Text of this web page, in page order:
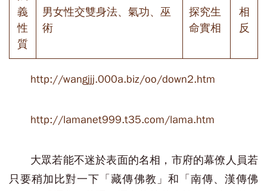
義
性
質
男女性交雙身法、氣功、巫
術
探究生
命實相
相
反
http://wangjjj.000a.biz/oo/down2.htm
http://lamanet999.t35.com/lama.htm
大眾若能不迷於表面的名相，市府的幕僚人員若
只要稍加比對一下「藏傳佛教」和「南傳、漢傳佛